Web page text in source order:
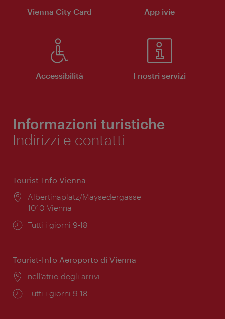
Vienna City Card App ivie
Accessibilità I nostri servizi
Informazioni turistiche
Indirizzi e contatti
Tourist-Info Vienna
Posizione:
Albertinaplatz/Maysedergasse
1010 Vienna
Orari
Tutti i giorni 9-18
Tourist-Info Aeroporto di Vienna
Posizione:
nell’atrio degli arrivi
Orari
Tutti i giorni 9-18